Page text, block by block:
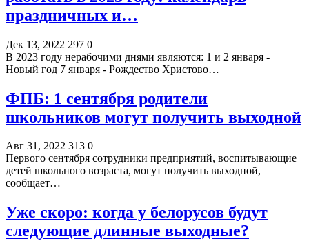
праздничных и…
Дек 13, 2022 297 0
В 2023 году нерабочими днями являются: 1 и 2 января -
Новый год 7 января - Рождество Христово…
ФПБ: 1 сентября родители
школьников могут получить выходной
Авг 31, 2022 313 0
Первого сентября сотрудники предприятий, воспитывающие
детей школьного возраста, могут получить выходной,
сообщает…
Уже скоро: когда у белорусов будут
следующие длинные выходные?